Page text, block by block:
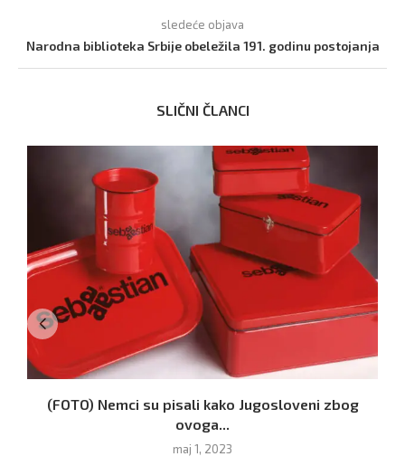
sledeće objava
Narodna biblioteka Srbije obeležila 191. godinu postojanja
SLIČNI ČLANCI
(FOTO) Nemci su pisali kako Jugosloveni zbog
ovoga...
maj 1, 2023